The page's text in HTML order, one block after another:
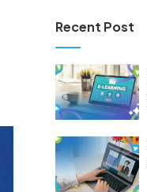
Recent Post